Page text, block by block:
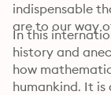
indispensable
are to our way
In this
history and
how
humankind. It is